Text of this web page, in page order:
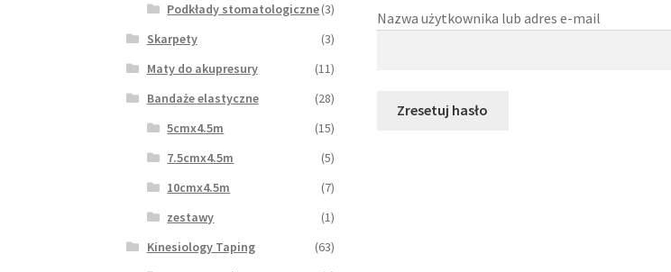
Nazwa użytkownika lub adres e-mail
Zresetuj hasło
Podkłady stomatologiczne(3)
Skarpety
(3)
Maty do akupresury
(11)
Bandaże elastyczne
(28)
5cmx4.5m
(15)
7.5cmx4.5m
(5)
10cmx4.5m
(7)
zestawy
(1)
Kinesiology Taping
(63)